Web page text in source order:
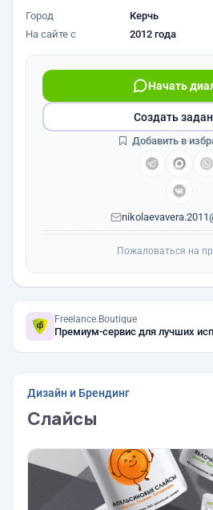
Город
Керчь
На сайте с
2012 года
Начать
Создать
Добавить в
Пожаловаться на
Freelance.Boutique
Премиум-сервис для лучших
Дизайн и Брендинг
Слайсы